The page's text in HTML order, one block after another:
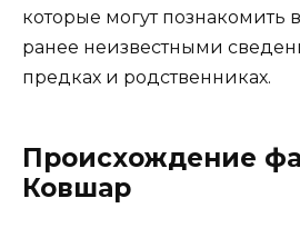
которые могут познакомить
ранее неизвестными
предках и родственниках.
Происхождение
Ковшар